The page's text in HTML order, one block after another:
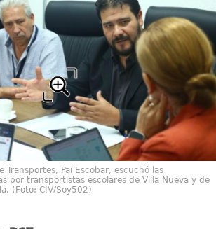
Transportes, Pai Escobar, escuchó las
por transportistas escolares de Villa Nueva y de
(Foto: CIV/Soy502)